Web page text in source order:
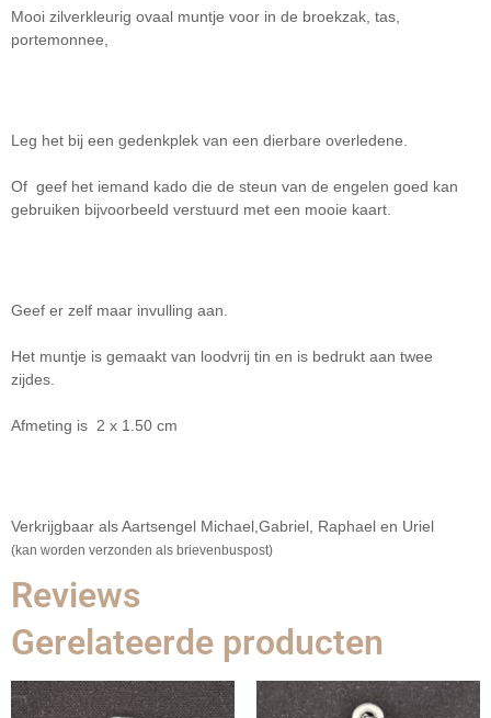
Mooi zilverkleurig ovaal muntje voor in de broekzak, tas,
portemonnee,
Leg het bij een gedenkplek van een dierbare overledene.
Of geef het iemand kado die de steun van de engelen goed kan
gebruiken bijvoorbeeld verstuurd met een mooie kaart.
Geef er zelf maar invulling aan.
Het muntje is gemaakt van loodvrij tin en is bedrukt aan twee
zijdes.
Afmeting is 2 x 1.50 cm
Verkrijgbaar als Aartsengel Michael,Gabriel, Raphael en Uriel
(kan worden verzonden als brievenbuspost)
Reviews
Gerelateerde producten